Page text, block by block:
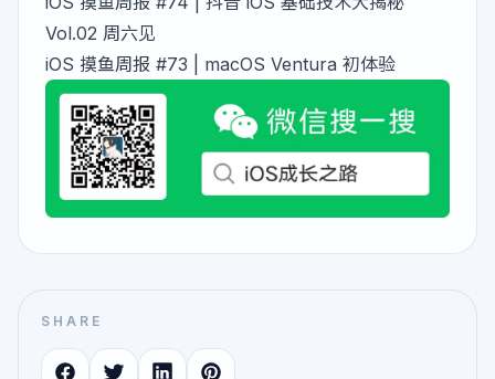
Vol.02 周六见
iOS 摸鱼周报 #73 | macOS Ventura 初体验
SHARE